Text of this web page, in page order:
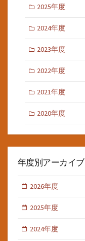
2025年度
2024年度
2023年度
2022年度
2021年度
2020年度
年度別アーカイブ
2026年度
2025年度
2024年度